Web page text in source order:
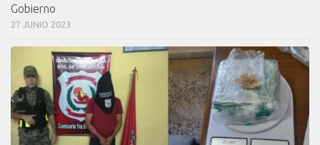
Gobierno
27 JUNIO 2023